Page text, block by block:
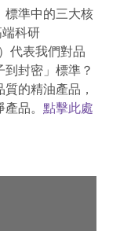
標準中的三大核
科研
代表我們對品
封密」標準？
的精油產品，
品。 點擊此處